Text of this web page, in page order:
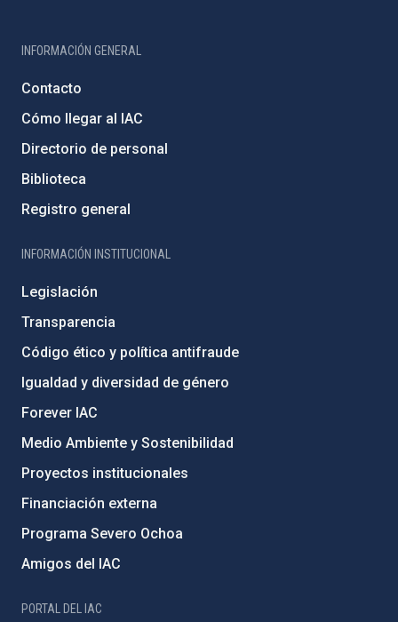
INFORMACIÓN GENERAL
Contacto
Cómo llegar al IAC
Directorio de personal
Biblioteca
Registro general
INFORMACIÓN INSTITUCIONAL
Legislación
Transparencia
Código ético y política antifraude
Igualdad y diversidad de género
Forever IAC
Medio Ambiente y Sostenibilidad
Proyectos institucionales
Financiación externa
Programa Severo Ochoa
Amigos del IAC
PORTAL DEL IAC